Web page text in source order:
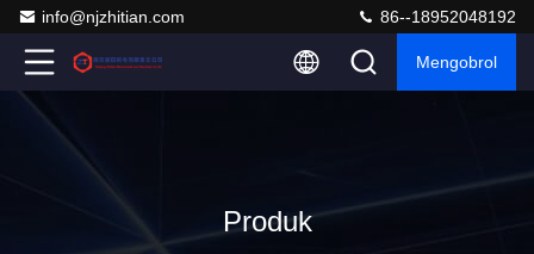
info@njzhitian.com 86--18952048192
Mengobrol
Produk